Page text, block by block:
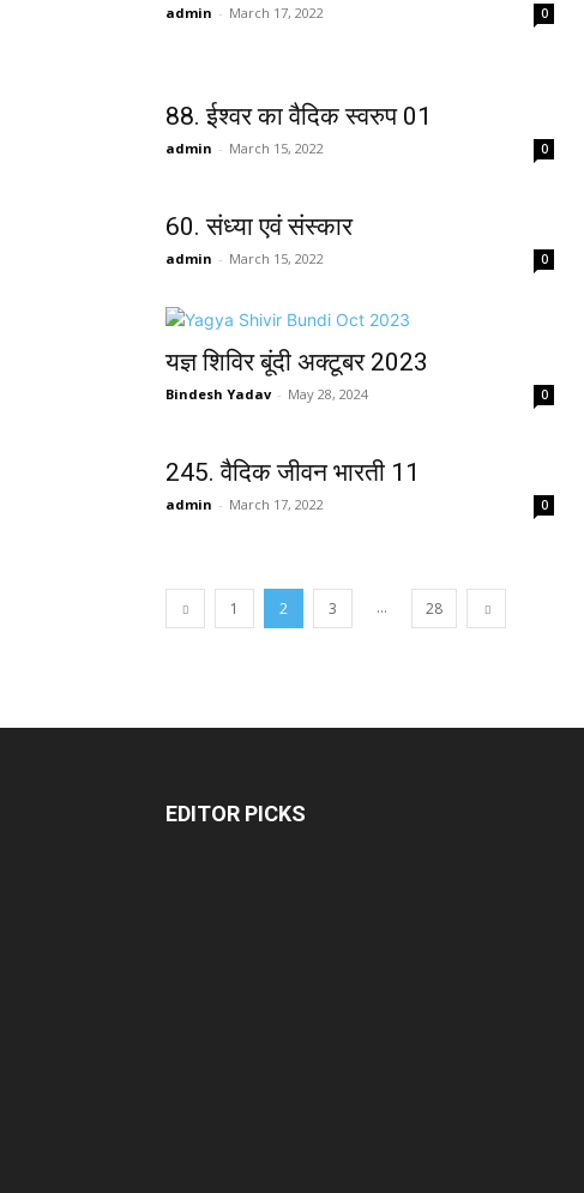
admin - March 17, 2022 0
88. ईश्वर का वैदिक स्वरुप 01
admin - March 15, 2022 0
60. संध्या एवं संस्कार
admin - March 15, 2022 0
यज्ञ शिविर बूंदी अक्टूबर 2023
Bindesh Yadav - May 28, 2024 0
245. वैदिक जीवन भारती 11
admin - March 17, 2022 0
1 2 3 ... 28
EDITOR PICKS